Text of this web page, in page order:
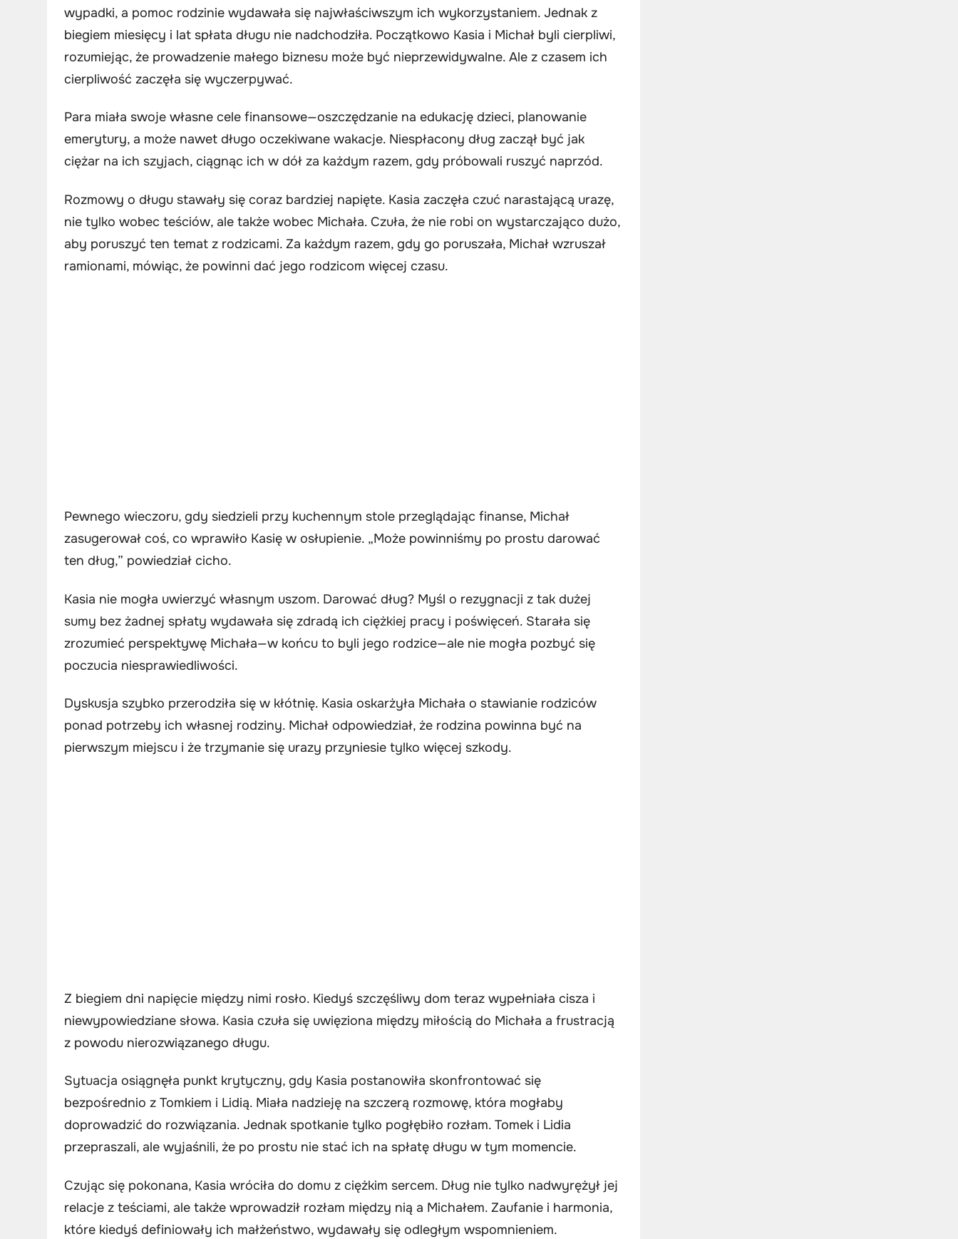
wypadki, a pomoc rodzinie wydawała się najwłaściwszym ich wykorzystaniem. Jednak z
biegiem miesięcy i lat spłata długu nie nadchodziła. Początkowo Kasia i Michał byli cierpliwi,
rozumiejąc, że prowadzenie małego biznesu może być nieprzewidywalne. Ale z czasem ich
cierpliwość zaczęła się wyczerpywać.
Para miała swoje własne cele finansowe—oszczędzanie na edukację dzieci, planowanie
emerytury, a może nawet długo oczekiwane wakacje. Niespłacony dług zaczął być jak
ciężar na ich szyjach, ciągnąc ich w dół za każdym razem, gdy próbowali ruszyć naprzód.
Rozmowy o długu stawały się coraz bardziej napięte. Kasia zaczęła czuć narastającą urazę,
nie tylko wobec teściów, ale także wobec Michała. Czuła, że nie robi on wystarczająco dużo,
aby poruszyć ten temat z rodzicami. Za każdym razem, gdy go poruszała, Michał wzruszał
ramionami, mówiąc, że powinni dać jego rodzicom więcej czasu.
Pewnego wieczoru, gdy siedzieli przy kuchennym stole przeglądając finanse, Michał
zasugerował coś, co wprawiło Kasię w osłupienie. „Może powinniśmy po prostu darować
ten dług,” powiedział cicho.
Kasia nie mogła uwierzyć własnym uszom. Darować dług? Myśl o rezygnacji z tak dużej
sumy bez żadnej spłaty wydawała się zdradą ich ciężkiej pracy i poświęceń. Starała się
zrozumieć perspektywę Michała—w końcu to byli jego rodzice—ale nie mogła pozbyć się
poczucia niesprawiedliwości.
Dyskusja szybko przerodziła się w kłótnię. Kasia oskarżyła Michała o stawianie rodziców
ponad potrzeby ich własnej rodziny. Michał odpowiedział, że rodzina powinna być na
pierwszym miejscu i że trzymanie się urazy przyniesie tylko więcej szkody.
Z biegiem dni napięcie między nimi rosło. Kiedyś szczęśliwy dom teraz wypełniała cisza i
niewypowiedziane słowa. Kasia czuła się uwięziona między miłością do Michała a frustracją
z powodu nierozwiązanego długu.
Sytuacja osiągnęła punkt krytyczny, gdy Kasia postanowiła skonfrontować się
bezpośrednio z Tomkiem i Lidią. Miała nadzieję na szczerą rozmowę, która mogłaby
doprowadzić do rozwiązania. Jednak spotkanie tylko pogłębiło rozłam. Tomek i Lidia
przepraszali, ale wyjaśnili, że po prostu nie stać ich na spłatę długu w tym momencie.
Czując się pokonana, Kasia wróciła do domu z ciężkim sercem. Dług nie tylko nadwyrężył jej
relacje z teściami, ale także wprowadził rozłam między nią a Michałem. Zaufanie i harmonia,
które kiedyś definiowały ich małżeństwo, wydawały się odległym wspomnieniem.